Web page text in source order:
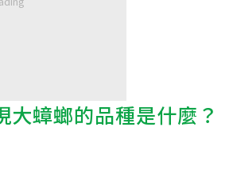
大蟑螂的品種是什麼？